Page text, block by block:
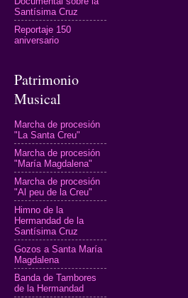
Santísima Cruz
Reportaje 150
aniversario
Patrimonio
Musical
Marcha de procesión
"La Santa Creu"
Marcha de procesión
"María Magdalena"
Marcha de procesión
"Al peu de la Creu"
Himno de la
Hermandad de la
Santísima Cruz
Gozos a Santa María
Magdalena
Banda de Tambores
de la Hermandad